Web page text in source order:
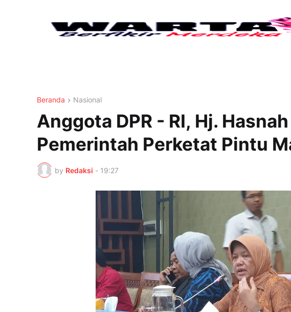
Beranda Nasional
Anggota DPR - RI, Hj.
Pemerintah Perketat Pintu
by Redaksi - 19:27